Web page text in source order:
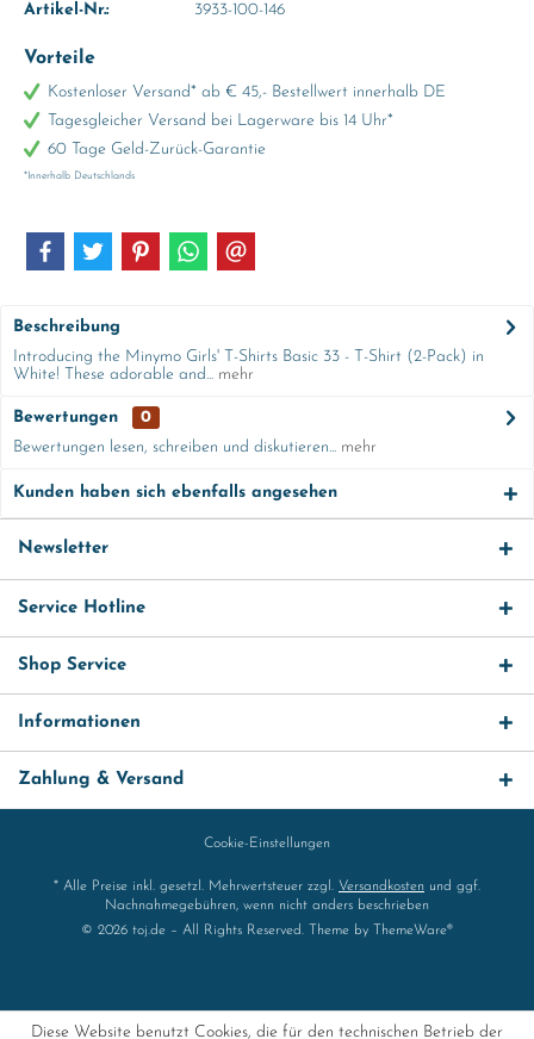
Artikel-Nr.: 3933-100-146
Vorteile
Kostenloser Versand* ab € 45,- Bestellwert innerhalb DE
Tagesgleicher Versand bei Lagerware bis 14 Uhr*
60 Tage Geld-Zurück-Garantie
*Innerhalb Deutschlands
Beschreibung
Introducing the Minymo Girls' T-Shirts Basic 33 - T-Shirt (2-Pack) in
White! These adorable and... mehr
Bewertungen
0
Bewertungen lesen, schreiben und diskutieren... mehr
Kunden haben sich ebenfalls angesehen
Newsletter
Service Hotline
Shop Service
Informationen
Zahlung & Versand
Cookie-Einstellungen
* Alle Preise inkl. gesetzl. Mehrwertsteuer zzgl. Versandkosten und ggf.
Nachnahmegebühren, wenn nicht anders beschrieben
© 2026 toj.de – All Rights Reserved. Theme by
ThemeWare®
Diese Website benutzt Cookies, die für den technischen Betrieb der